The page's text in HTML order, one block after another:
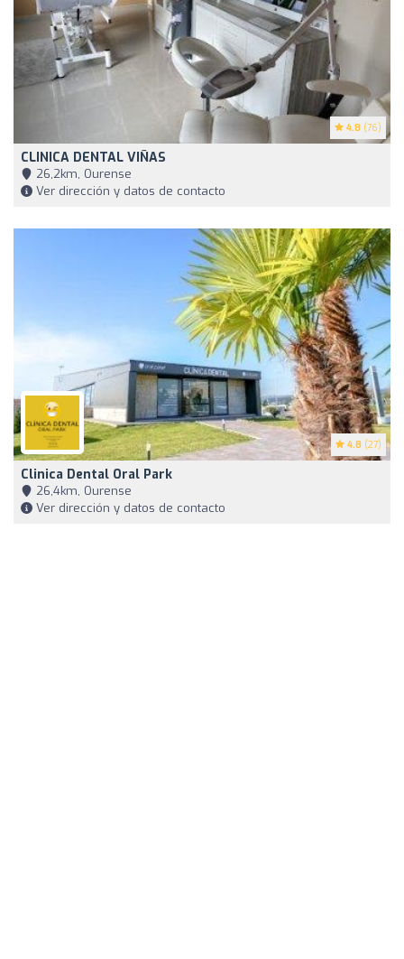
4.8 (76)
CLINICA DENTAL VIÑAS
26,2km, Ourense
Ver dirección y datos de contacto
4.8 (27)
Clinica Dental Oral Park
26,4km, Ourense
Ver dirección y datos de contacto